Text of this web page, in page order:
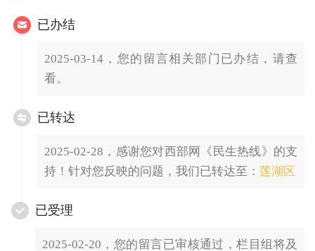
已办结
2025-03-14，您的留言相关部门已办结，请查
看。
已转达
2025-02-28，感谢您对西部网《民生热线》的支
持！针对您反映的问题，我们已转达至： 莲湖区
已受理
2025-02-20，您的留言已审核通过，栏目组将及